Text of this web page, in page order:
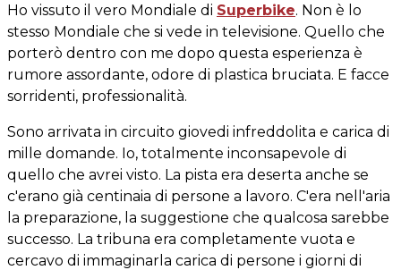
Ho vissuto il vero Mondiale di Superbike. Non è lo
stesso Mondiale che si vede in televisione. Quello che
porterò dentro con me dopo questa esperienza è
rumore assordante, odore di plastica bruciata. E facce
sorridenti, professionalità.
Sono arrivata in circuito giovedi infreddolita e carica di
mille domande. Io, totalmente inconsapevole di
quello che avrei visto. La pista era deserta anche se
c'erano già centinaia di persone a lavoro. C'era nell'aria
la preparazione, la suggestione che qualcosa sarebbe
successo. La tribuna era completamente vuota e
cercavo di immaginarla carica di persone i giorni di